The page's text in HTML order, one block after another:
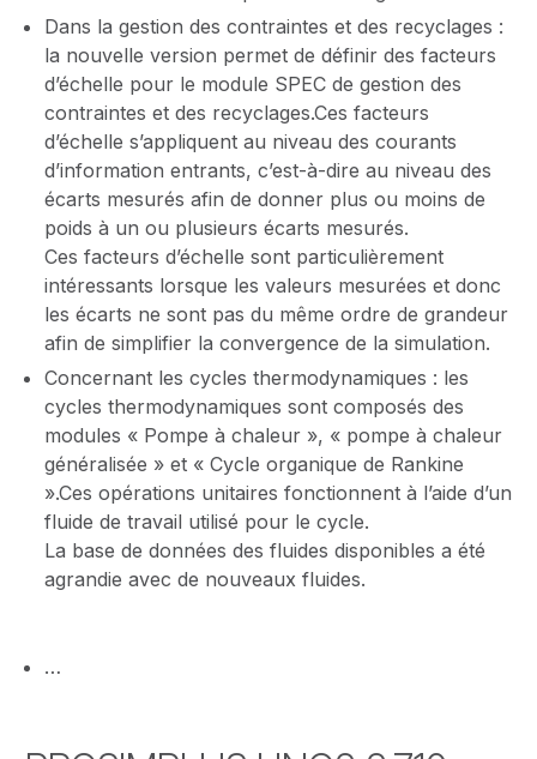
Dans la gestion des contraintes et des recyclages :
la nouvelle version permet de définir des facteurs
d’échelle pour le module SPEC de gestion des
contraintes et des recyclages.Ces facteurs
d’échelle s’appliquent au niveau des courants
d’information entrants, c’est-à-dire au niveau des
écarts mesurés afin de donner plus ou moins de
poids à un ou plusieurs écarts mesurés.
Ces facteurs d’échelle sont particulièrement
intéressants lorsque les valeurs mesurées et donc
les écarts ne sont pas du même ordre de grandeur
afin de simplifier la convergence de la simulation.
Concernant les cycles thermodynamiques : les
cycles thermodynamiques sont composés des
modules « Pompe à chaleur », « pompe à chaleur
généralisée » et « Cycle organique de Rankine
».Ces opérations unitaires fonctionnent à l’aide d’un
fluide de travail utilisé pour le cycle.
La base de données des fluides disponibles a été
agrandie avec de nouveaux fluides.
…